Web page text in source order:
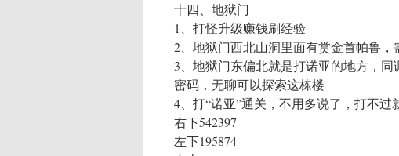
十四、地狱门
1、打怪升级赚钱刷经验
2、地狱门西北山洞里面有赏金首帕鲁
3、地狱门东偏北就是打诺亚的地方，
密码，无聊可以探索这栋楼
4、打“诺亚”通关，不用多说了，打不过
右下542397
左下195874